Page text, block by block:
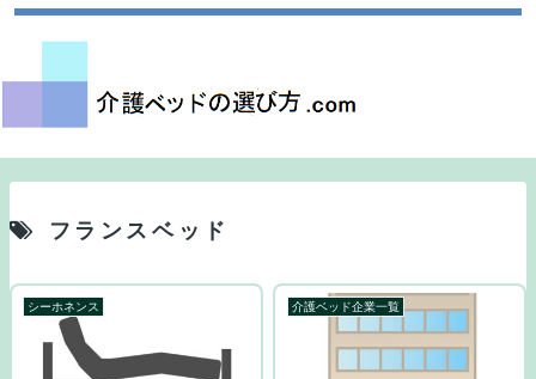
フランスベッド
シーホネンス 介護ベッド企業一覧